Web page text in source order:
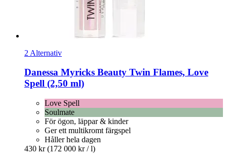
2 Alternativ
Danessa Myricks Beauty Twin Flames, Love
Spell (2,50 ml)
Love Spell
Soulmate
För ögon, läppar & kinder
Ger ett multikromt färgspel
Håller hela dagen
430 kr (172 000 kr / l)